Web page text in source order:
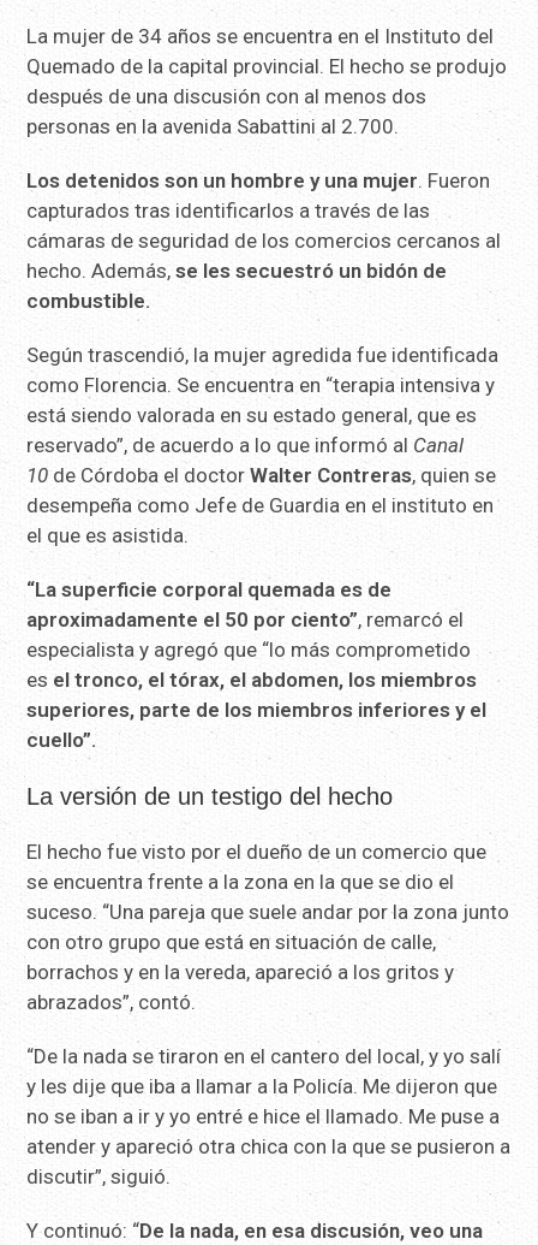
La mujer de 34 años se encuentra en el Instituto del
Quemado de la capital provincial. El hecho se produjo
después de una discusión con al menos dos
personas en la avenida Sabattini al 2.700.
Los detenidos son un hombre y una mujer. Fueron
capturados tras identificarlos a través de las
cámaras de seguridad de los comercios cercanos al
hecho. Además,se les secuestró un bidón de
combustible.
Según trascendió, la mujer agredida fue identificada
como Florencia. Se encuentra en “terapia intensiva y
está siendo valorada en su estado general, que es
reservado”, de acuerdo a lo que informó al Canal
10 de Córdoba el doctor Walter Contreras, quien se
desempeña como Jefe de Guardia en el instituto en
el que es asistida.
“La superficie corporal quemada es de
aproximadamente el 50 por ciento”, remarcó el
especialista y agregó que “lo más comprometido
es el tronco, el tórax, el abdomen, los miembros
superiores, parte de los miembros inferiores y el
cuello”.
La versión de un testigo del hecho
El hecho fue visto por el dueño de un comercio que
se encuentra frente a la zona en la que se dio el
suceso. “Una pareja que suele andar por la zona junto
con otro grupo que está en situación de calle,
borrachos y en la vereda, apareció a los gritos y
abrazados”, contó.
“De la nada se tiraron en el cantero del local, y yo salí
y les dije que iba a llamar a la Policía. Me dijeron que
no se iban a ir y yo entré e hice el llamado. Me puse a
atender y apareció otra chica con la que se pusieron a
discutir”, siguió.
Y continuó: “De la nada, en esa discusión, veo una